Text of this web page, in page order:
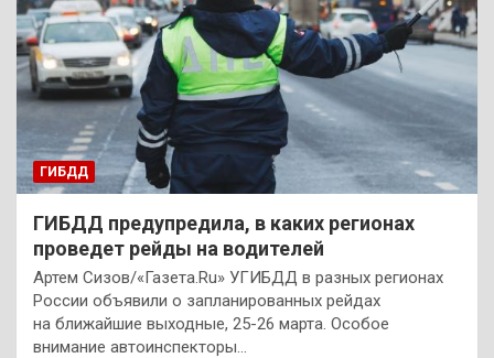
ГИБДД
ГИБДД предупредила, в каких регионах
проведет рейды на водителей
Артем Сизов/«Газета.Ru» УГИБДД в разных регионах
России объявили о запланированных рейдах
на ближайшие выходные, 25-26 марта. Особое
внимание автоинспекторы…